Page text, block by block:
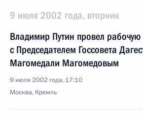
9 июля 2002 года, вторник
Владимир Путин провел рабочую
с Председателем Госсовета
Магомедали Магомедовым
9 июля 2002 года, 17:10
Москва, Кремль